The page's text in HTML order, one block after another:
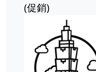
(促銷)